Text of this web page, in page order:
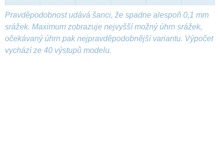
Pravděpodobnost udává šanci, že spadne alespoň 0,1 mm
srážek. Maximum zobrazuje nejvyšší možný úhrn srážek,
očekávaný úhrn pak nejpravděpodobnější variantu. Výpočet
vychází ze 40 výstupů modelu.